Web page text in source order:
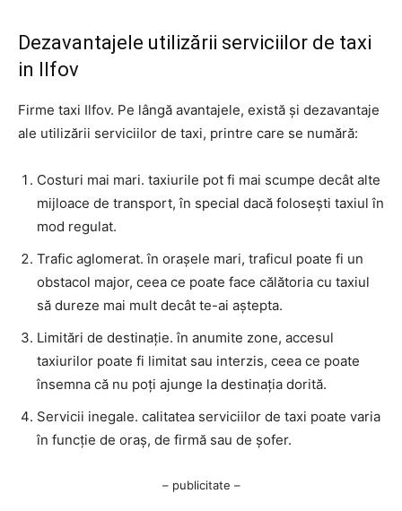
Dezavantajele utilizării serviciilor de taxi
in Ilfov
Firme taxi Ilfov. Pe lângă avantajele, există și dezavantaje
ale utilizării serviciilor de taxi, printre care se numără:
Costuri mai mari. taxiurile pot fi mai scumpe decât alte
mijloace de transport, în special dacă folosești taxiul în
mod regulat.
Trafic aglomerat. în orașele mari, traficul poate fi un
obstacol major, ceea ce poate face călătoria cu taxiul
să dureze mai mult decât te-ai aștepta.
Limitări de destinație. în anumite zone, accesul
taxiurilor poate fi limitat sau interzis, ceea ce poate
însemna că nu poți ajunge la destinația dorită.
Servicii inegale. calitatea serviciilor de taxi poate varia
în funcție de oraș, de firmă sau de șofer.
– publicitate –